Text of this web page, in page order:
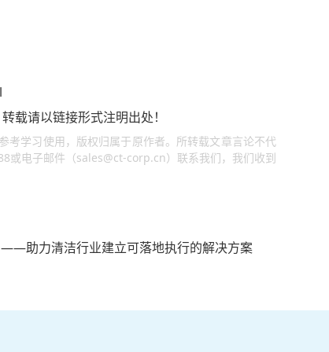
载请以链接形式注明出处！
考学习使用，版权归属于原作者。所转载文章言论不代
或电子邮件（sales@ct-corp.cn）联系我们，我们收到
助力清洁行业建立可落地执行的解决方案